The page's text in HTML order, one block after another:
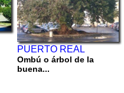
PUERTO REAL
Ombú o árbol de la
buena...